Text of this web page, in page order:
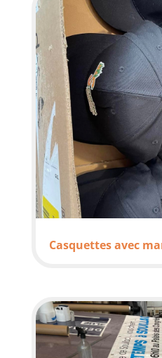
Casquettes avec